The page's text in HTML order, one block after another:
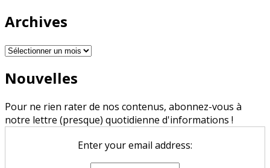
Archives
Archives
Nouvelles
Pour ne rien rater de nos contenus, abonnez-vous à
notre lettre (presque) quotidienne d'informations !
Enter your email address: